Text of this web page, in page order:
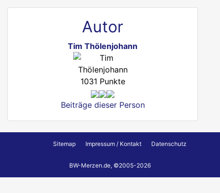
Autor
Tim Thölenjohann
1031 Punkte
Beiträge dieser Person
Sitemap Impressum / Kontakt Datenschutz
BW-Merzen.de, ©2005-2026